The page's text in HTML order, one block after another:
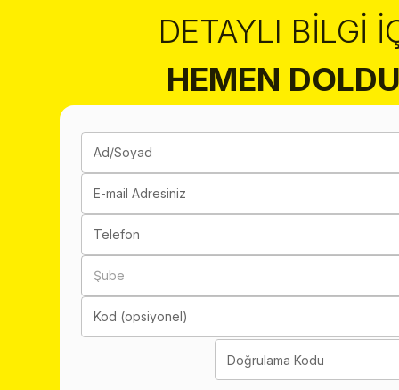
DETAYLI BILGI
HEMEN
Ad/Soyad
E-mail Adresiniz
Telefon
Şube
Kod (opsiyonel)
Doğrulama Kodu